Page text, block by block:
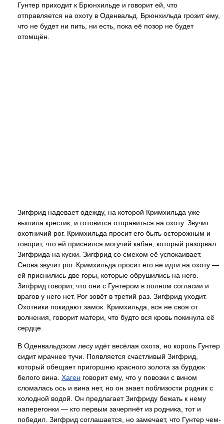
Гунтер приходит к Брюнхильде и говорит ей, что
отправляется на охоту в Оденвальд. Брюнхильда грозит ему,
что не будет ни пить, ни есть, пока её позор не будет
отомщён.
Зигфрид надевает одежду, на которой Кримхильда уже
вышила крестик, и готовится отправиться на охоту. Звучит
охотничий рог. Кримхильда просит его быть осторожным и
говорит, что ей приснился могучий кабан, который разорвал
Зигфрида на куски. Зигфрид со смехом её успокаивает.
Снова звучит рог. Кримхильда просит его не идти на охоту —
ей приснились две горы, которые обрушились на него.
Зигфрид говорит, что они с Гунтером в полном согласии и
врагов у него нет. Рог зовёт в третий раз. Зигфрид уходит.
Охотники покидают замок. Кримхильда, вся не своя от
волнения, говорит матери, что будто вся кровь покинула её
сердце.
В Оденвальдском лесу идёт весёлая охота, но король Гунтер
сидит мрачнее тучи. Появляется счастливый Зигфрид,
который обещает пригоршню красного золота за бурдюк
белого вина. Хаген говорит ему, что у повозки с вином
сломалась ось и вина нет, но он знает поблизости родник с
холодной водой. Он предлагает Зигфриду бежать к нему
наперегонки — кто первым зачерпнёт из родника, тот и
победил. Зигфрид соглашается, но замечает, что Гунтер чем-